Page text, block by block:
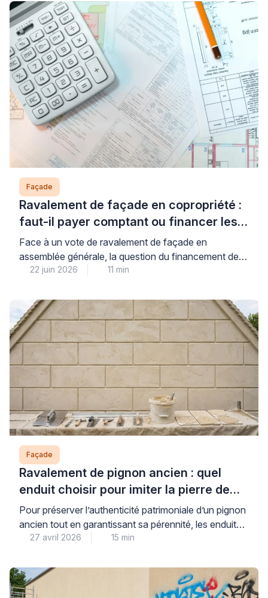
Façade
Ravalement de façade en copropriété :
faut-il payer comptant ou financer les
travaux ?
Face à un vote de ravalement de façade en
assemblée générale, la question du financement de
votre quote-part mérite une analyse précise : le choix
directement de votre situation de trésorerie, du
montant des aides mobilisables et du coût réel du
crédit proposé. Cette décision financière engage
parfois plusieurs […]
22 juin 2026 11 min
Façade
Ravalement de pignon ancien : quel
enduit choisir pour imiter la pierre de
taille ?
Pour préserver l’authenticité patrimoniale d’un pignon
ancien tout en garantissant sa pérennité, les enduits à
la chaux traditionnels constituent la solution de
ancien. Cette matière ancestrale, parfaitement
compatible avec les maçonneries d’origine, permet de
27 avril 2026 15 min